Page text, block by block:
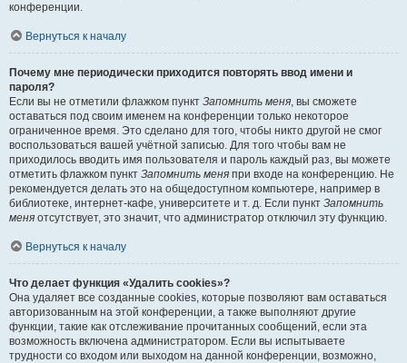
конференции.
Вернуться к началу
Почему мне периодически приходится повторять ввод имени и
пароля?
Если вы не отметили флажком пункт Запомнить меня, вы сможете
оставаться под своим именем на конференции только некоторое
ограниченное время. Это сделано для того, чтобы никто другой не смог
воспользоваться вашей учётной записью. Для того чтобы вам не
приходилось вводить имя пользователя и пароль каждый раз, вы можете
отметить флажком пункт Запомнить меня при входе на конференцию. Не
рекомендуется делать это на общедоступном компьютере, например в
библиотеке, интернет-кафе, университете и т. д. Если пункт Запомнить
меня отсутствует, это значит, что администратор отключил эту функцию.
Вернуться к началу
Что делает функция «Удалить cookies»?
Она удаляет все созданные cookies, которые позволяют вам оставаться
авторизованным на этой конференции, а также выполняют другие
функции, такие как отслеживание прочитанных сообщений, если эта
возможность включена администратором. Если вы испытываете
трудности со входом или выходом на данной конференции, возможно,